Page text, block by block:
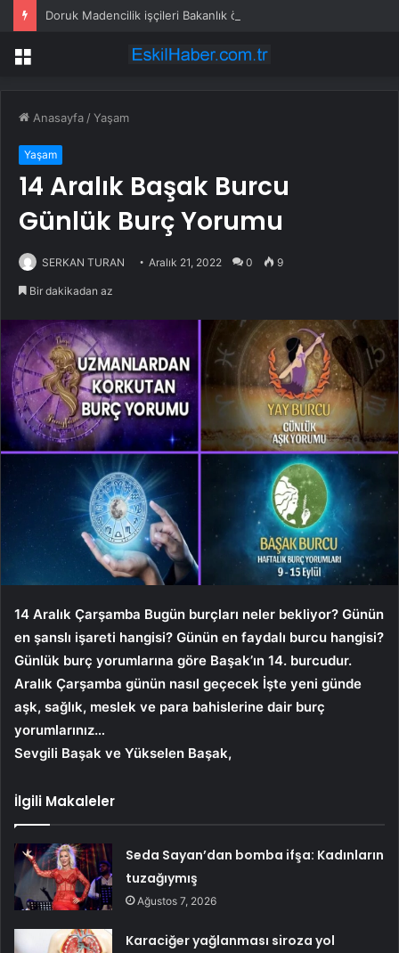
Doruk Madencilik işçileri Bakanlık önünde eylemde
Menü
Anasayfa /Yaşam
Yaşam
14 Aralık Başak Burcu
Günlük Burç Yorumu
SERKAN TURAN Aralık 21, 2022 0 9
Bir dakikadan az
14 Aralık Çarşamba Bugün burçları neler bekliyor? Günün
en şanslı işareti hangisi? Günün en faydalı burcu hangisi?
Günlük burç yorumlarına göre Başak’ın 14. burcudur.
Aralık Çarşamba günün nasıl geçecek İşte yeni günde
aşk, sağlık, meslek ve para bahislerine dair burç
yorumlarınız…
Sevgili Başak ve Yükselen Başak,
İlgili Makaleler
Seda Sayan’dan bomba ifşa: Kadınların
tuzağıymış
Ağustos 7, 2026
Karaciğer yağlanması siroza yol